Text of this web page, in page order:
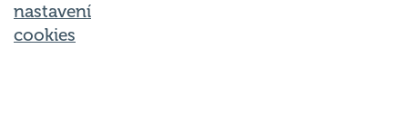
nastavení
cookies